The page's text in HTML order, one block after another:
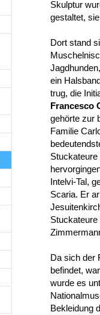
Skulptur
gestaltet,
Dort stand
ein
trug, die
Francesco
gehörte zur
Familie
Stuckateure
Intelvi-Tal,
Scaria. Er
Da sich der
befindet,
wurde es
Bekleidung